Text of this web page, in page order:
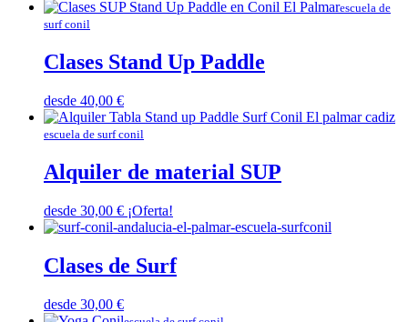
escuela de
surf conil
Clases Stand Up Paddle
desde 40,00 €
escuela de surf conil
Alquiler de material SUP
desde 30,00 € ¡Oferta!
Clases de Surf
desde 30,00 €